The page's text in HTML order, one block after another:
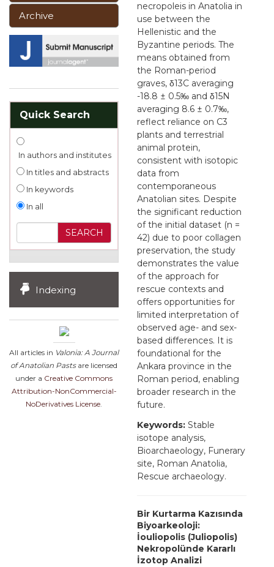
Archive
Quick Search
In authors and institutes
In titles and abstracts
In keywords
In all
Indexing
All articles in Valonia: A Journal
of Anatolian Pastsare licensed
under a Creative Commons
Attribution-NonCommercial-
NoDerivatives License.
necropoleis in Anatolia in
use between the
Hellenistic and the
Byzantine periods. The
means obtained from
the Roman-period
graves, δ13C averaging
-18.8 ± 0.5‰ and δ15N
averaging 8.6 ± 0.7‰,
reflect reliance on C3
plants and terrestrial
animal protein,
consistent with isotopic
data from
contemporaneous
Anatolian sites. Despite
the significant reduction
of the initial dataset (n =
42) due to poor collagen
preservation, the study
demonstrates the value
of the approach for
rescue contexts and
offers opportunities for
limited interpretation of
observed age- and sex-
based differences. It is
foundational for the
Ankara province in the
Roman period, enabling
broader research in the
future.
Keywords: Stable
isotope analysis,
Bioarchaeology, Funerary
site, Roman Anatolia,
Rescue archaeology.
Bir Kurtarma Kazısında
Biyoarkeoloji:
İouliopolis (Juliopolis)
Nekropolünde Kararlı
İzotop Analizi